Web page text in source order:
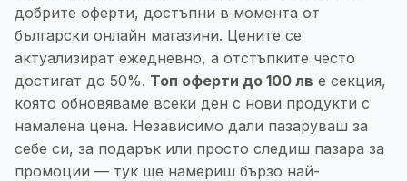
добрите оферти, достъпни в момента от
български онлайн магазини. Цените се
актуализират ежедневно, а отстъпките често
достигат до 50%. Топ оферти до 100 лв е секция,
която обновяваме всеки ден с нови продукти с
намалена цена. Независимо дали пазаруваш за
себе си, за подарък или просто следиш пазара за
промоции — тук ще намериш бързо най-